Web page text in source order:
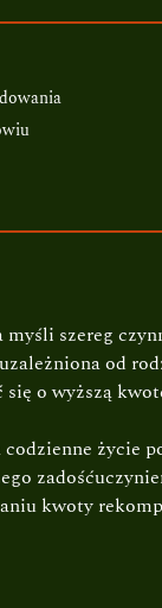
szereg
od
o wyższą
życie
kwoty